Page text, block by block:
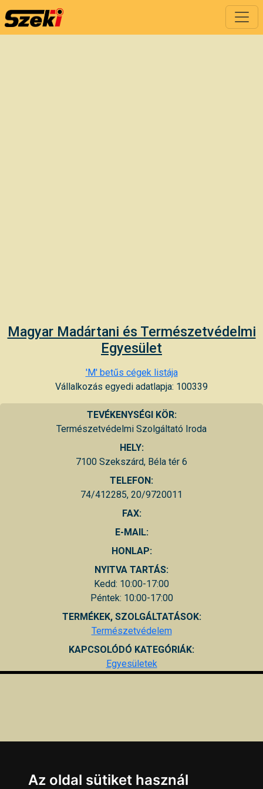
Magyar Madártani és Természetvédelmi
Egyesület
'M' betűs cégek listája
Vállalkozás egyedi adatlapja: 100339
TEVÉKENYSÉGI KÖR:
Természetvédelmi Szolgáltató Iroda
HELY:
7100 Szekszárd, Béla tér 6
TELEFON:
74/412285, 20/9720011
FAX:
E-MAIL:
HONLAP:
NYITVA TARTÁS:
Kedd: 10:00-17:00
Péntek: 10:00-17:00
TERMÉKEK, SZOLGÁLTATÁSOK:
Természetvédelem
KAPCSOLÓDÓ KATEGÓRIÁK:
Egyesületek
Az oldal sütiket használ